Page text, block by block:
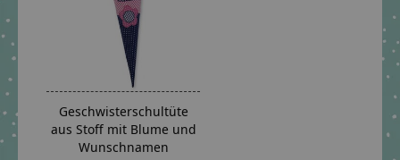
Geschwisterschultüte
aus Stoff mit Blume und
Wunschnamen